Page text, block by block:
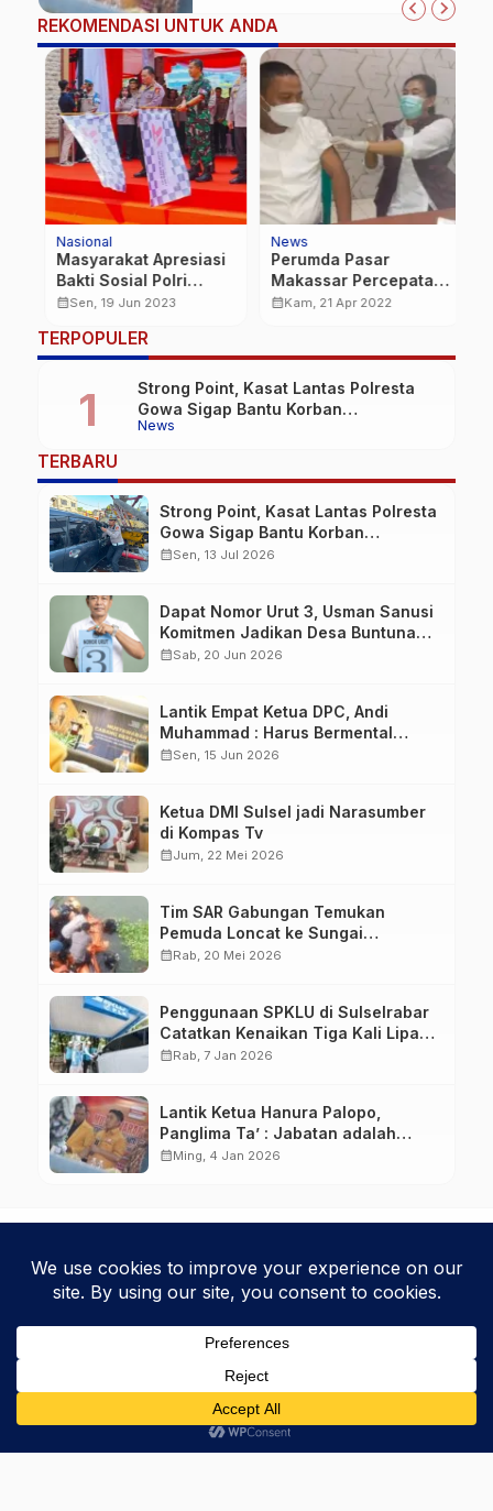
REKOMENDASI UNTUK ANDA
Nasional
Masyarakat Apresiasi
Bakti Sosial Polri
Sambut HUT
calendar_monthSen, 19 Jun 2023
News
Perumda Pasar
Makassar Percepatan
Vaksinasi Booster
calendar_monthKam, 21 Apr 2022
TERPOPULER
News
Strong Point, Kasat Lantas Polresta
Gowa Sigap Bantu Korban
Kecelakaan
TERBARU
Strong Point, Kasat Lantas Polresta
Gowa Sigap Bantu Korban
Kecelakaan
calendar_monthSen, 13 Jul 2026
Dapat Nomor Urut 3, Usman Sanusi
Komitmen Jadikan Desa Buntuna
Jauh lebih Baik
calendar_monthSab, 20 Jun 2026
Lantik Empat Ketua DPC, Andi
Muhammad : Harus Bermental
Pejuang
calendar_monthSen, 15 Jun 2026
Ketua DMI Sulsel jadi Narasumber
di Kompas Tv
calendar_monthJum, 22 Mei 2026
Tim SAR Gabungan Temukan
Pemuda Loncat ke Sungai
Pampang Makassar
calendar_monthRab, 20 Mei 2026
Penggunaan SPKLU di Sulselrabar
Catatkan Kenaikan Tiga Kali Lipat
di Tahun 2025
calendar_monthRab, 7 Jan 2026
Lantik Ketua Hanura Palopo,
Panglima Ta’ : Jabatan adalah
amanah siap dipertanggung
calendar_monthMing, 4 Jan 2026
Phinisice - Berkarya Untuk Bangsa